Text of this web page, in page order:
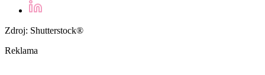
Zdroj: Shutterstock®
Reklama